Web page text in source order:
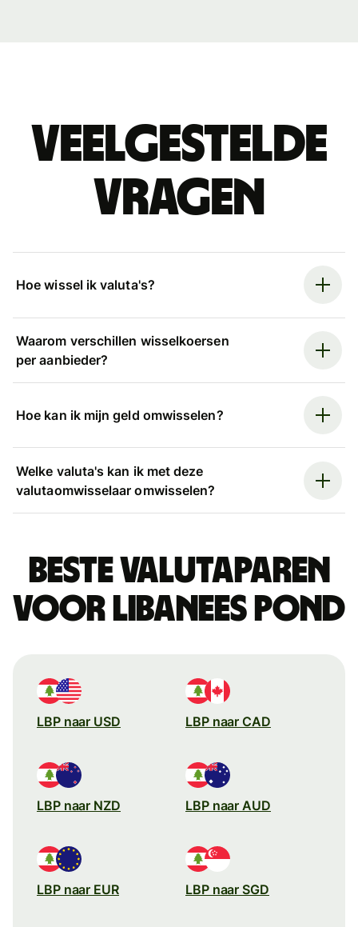
Veelgestelde
vragen
Hoe wissel ik valuta's?
Waarom verschillen wisselkoersen
per aanbieder?
Hoe kan ik mijn geld omwisselen?
Welke valuta's kan ik met deze
valutaomwisselaar omwisselen?
Beste valutaparen
voor Libanees pond
LBP naar USD LBP naar CAD
LBP naar NZD LBP naar AUD
LBP naar EUR LBP naar SGD